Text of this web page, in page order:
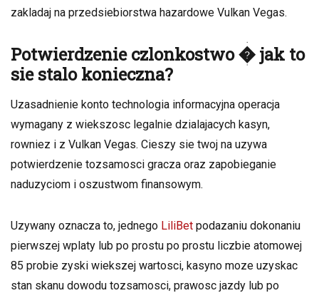
zakladaj na przedsiebiorstwa hazardowe Vulkan Vegas.
Potwierdzenie czlonkostwo � jak to
sie stalo konieczna?
Uzasadnienie konto technologia informacyjna operacja
wymagany z wiekszosc legalnie dzialajacych kasyn,
rowniez i z Vulkan Vegas. Cieszy sie twoj na uzywa
potwierdzenie tozsamosci gracza oraz zapobieganie
naduzyciom i oszustwom finansowym.
Uzywany oznacza to, jednego LiliBet podazaniu dokonaniu
pierwszej wplaty lub po prostu po prostu liczbie atomowej
85 probie zyski wiekszej wartosci, kasyno moze uzyskac
stan skanu dowodu tozsamosci, prawosc jazdy lub po